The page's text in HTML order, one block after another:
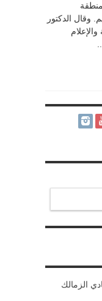
وقال الدكتور
الزمالك